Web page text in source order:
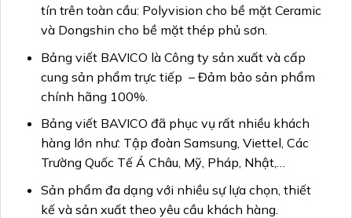
tín trên toàn cầu: Polyvision cho bề mặt Ceramic
và Dongshin cho bề mặt thép phủ sơn.
Bảng viết BAVICO là Công ty sản xuất và cấp
cung sản phẩm trực tiếp – Đảm bảo sản phẩm
chính hãng 100%.
Bảng viết BAVICO đã phục vụ rất nhiều khách
hàng lớn như: Tập đoàn Samsung, Viettel, Các
Trường Quốc Tế Á Châu, Mỹ, Pháp, Nhật,…
Sản phẩm đa dạng với nhiều sự lựa chọn, thiết
kế và sản xuất theo yêu cầu khách hàng.